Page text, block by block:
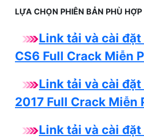
LỰA CHỌN PHIÊN BẢN PHÙ HỢP
Link tải và cài
CS6 Full Crack Miễn
Link tải và cài
2017 Full Crack Miễn
Link tải và cài